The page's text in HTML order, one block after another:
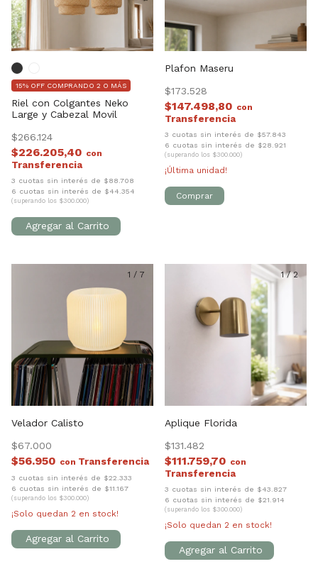
Riel con Colgantes Neko
Large y Cabezal Movil
$266.124
15% OFF COMPRANDO 2 O MÁS
$226.205,40 con
3 cuotas sin interés de $88.708
6 cuotas sin interés de $44.354
(superando los $300.000)
Plafon Maseru
$173.528
$147.498,80 con
3 cuotas sin interés de $57.843
6 cuotas sin interés de $28.921
(superando los $300.000)
¡Última unidad!
1 / 7
Velador Calisto
$67.000
$56.950 con
3 cuotas sin interés de $22.333
6 cuotas sin interés de $11.167
(superando los $300.000)
¡Solo quedan 2 en stock!
1/2
Aplique Florida
$131.482
$111.759,70 con
3 cuotas sin interés de $43.827
6 cuotas sin interés de $21.914
(superando los $300.000)
¡Solo quedan 2 en stock!